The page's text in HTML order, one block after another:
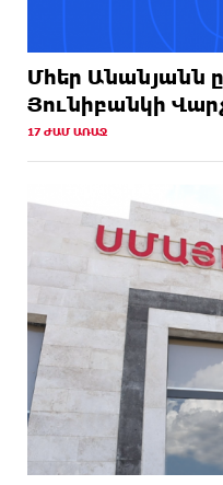
Մհեր Անանյանն
Յունիբանկի
17 ԺԱՄ ԱՌԱՋ